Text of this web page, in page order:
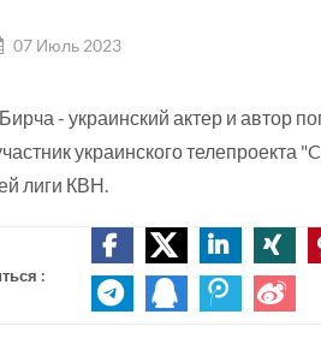
07 Июль 2023
- украинский актер и автор
украинского телепроекта
лиги КВН.
: